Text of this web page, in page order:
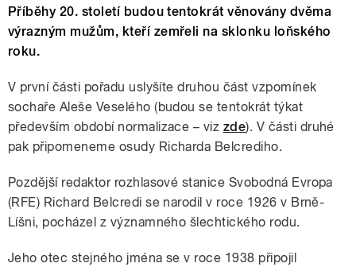
Příběhy 20. století budou tentokrát věnovány dvěma
výrazným mužům, kteří zemřeli na sklonku loňského
roku.
V první části pořadu uslyšíte druhou část vzpomínek
sochaře Aleše Veselého (budou se tentokrát týkat
především období normalizace – viz zde). V části druhé
pak připomeneme osudy Richarda Belcrediho.
Pozdější redaktor rozhlasové stanice Svobodná Evropa
(RFE) Richard Belcredi se narodil v roce 1926 v Brně-
Líšni, pocházel z významného šlechtického rodu.
Jeho otec stejného jména se v roce 1938 připojil